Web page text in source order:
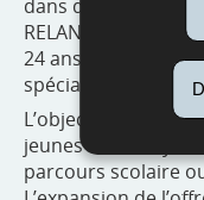
dans des classes
RELANCE et des
24 ans accomplis,
spéciaux nommées
L’objectif de ces
jeunes avec le
parcours scolaire